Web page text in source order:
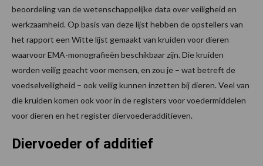
beoordeling van de wetenschappelijke data over veiligheid en
werkzaamheid. Op basis van deze lijst hebben de opstellers van
het rapport een Witte lijst gemaakt van kruiden voor dieren
waarvoor EMA-monografieën beschikbaar zijn. Die kruiden
worden veilig geacht voor mensen, en zou je – wat betreft de
voedselveiligheid – ook veilig kunnen inzetten bij dieren. Veel van
die kruiden komen ook voor in de registers voor voedermiddelen
voor dieren en het register diervoederadditieven.
Diervoeder of additief